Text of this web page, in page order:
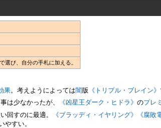
選び、自分の手札に加える。
果。考えようによっては闇 版 《トリプル・ブレイン》
は少なかったが、 《凶星王ダーク・ヒドラ》のプレ
回すのに最適。 《ブラッディ・イヤリング》 《腐敗
やすい。